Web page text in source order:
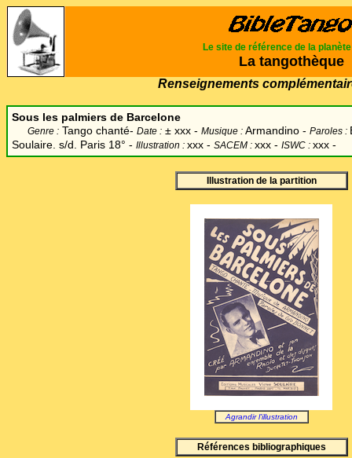
Le site de référence de la planète
La tangothèque
Renseignements
Sous les palmiers de Barcelone
Genre : Tango chanté- Date : ± xxx - Musique : Armandino - Paroles :
Soulaire. s/d. Paris 18° - Illustration : xxx - SACEM : xxx - ISWC : xxx -
Illustration de la partition
Agrandir l'illustration
Références bibliographiques